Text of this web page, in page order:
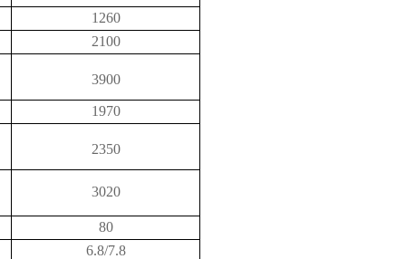
1260
2100
3900
1970
2350
3020
80
6.8/7.8